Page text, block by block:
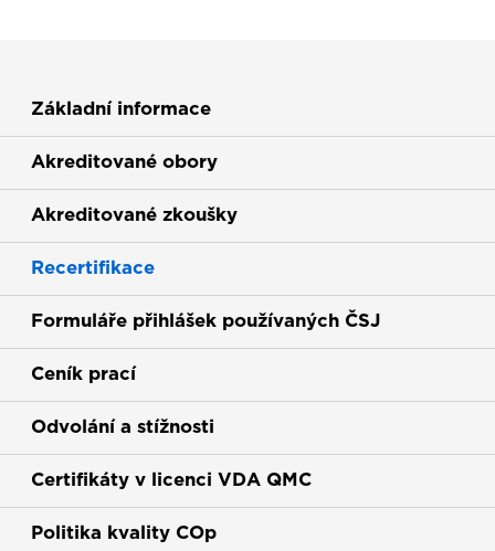
Základní informace
Akreditované obory
Akreditované zkoušky
Recertifikace
Formuláře přihlášek používaných ČSJ
Ceník prací
Odvolání a stížnosti
Certifikáty v licenci VDA QMC
Politika kvality COp